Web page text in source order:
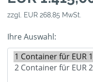
zzgl. EUR 268,85 MwSt.
Ihre Auswahl: